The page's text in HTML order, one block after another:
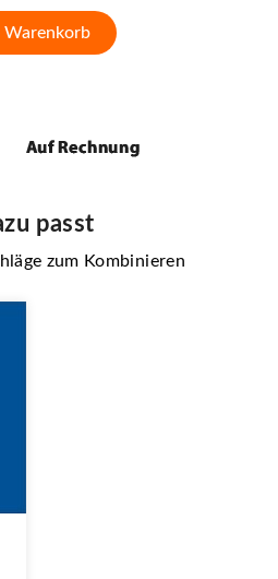
Warenkorb
passt
zum Kombinieren